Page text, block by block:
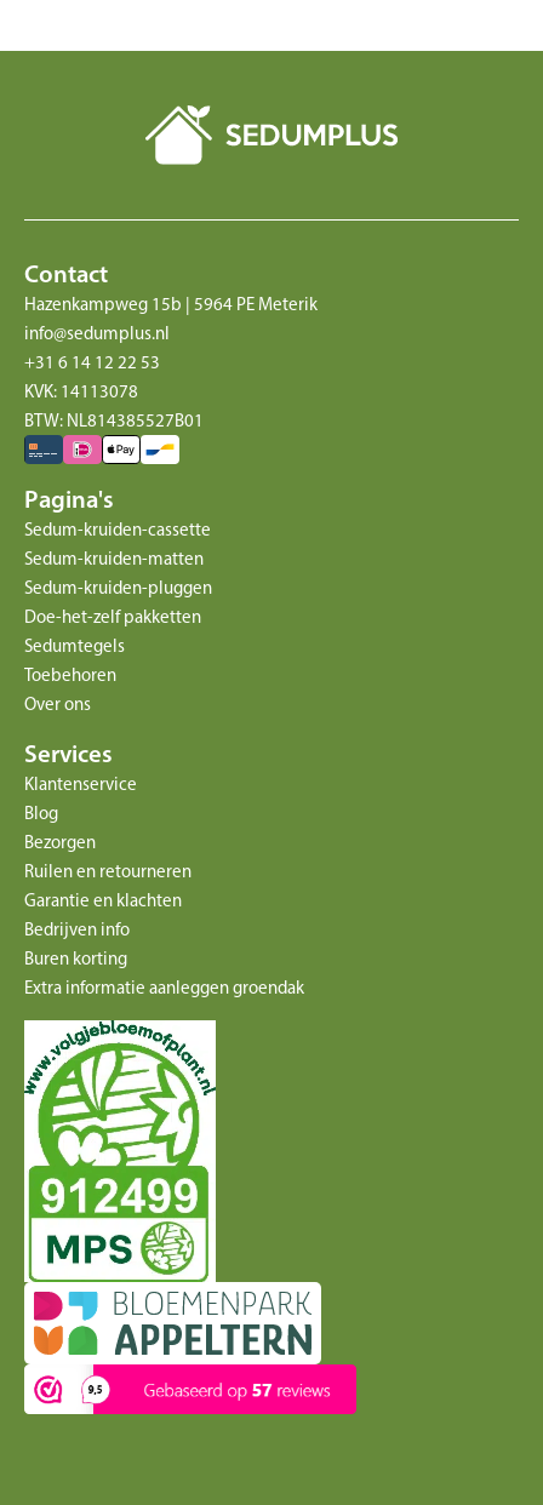
Contact
Hazenkampweg 15b | 5964 PE Meterik
info@sedumplus.nl
+31 6 14 12 22 53
KVK: 14113078
BTW: NL814385527B01
Pagina's
Sedum-kruiden-cassette
Sedum-kruiden-matten
Sedum-kruiden-pluggen
Doe-het-zelf pakketten
Sedumtegels
Toebehoren
Over ons
Services
Klantenservice
Blog
Bezorgen
Ruilen en retourneren
Garantie en klachten
Bedrijven info
Buren korting
Extra informatie aanleggen groendak